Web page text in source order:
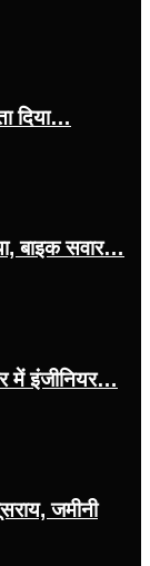
दिया…
बाइक सवार…
में इंजीनियर…
जमीनी